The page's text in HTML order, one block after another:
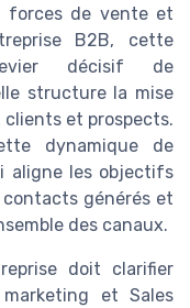
forces de vente et
B2B, cette
décisif de
structure la mise
et prospects.
dynamique de
aligne les objectifs
contacts générés et
des canaux.
doit clarifier
et Sales